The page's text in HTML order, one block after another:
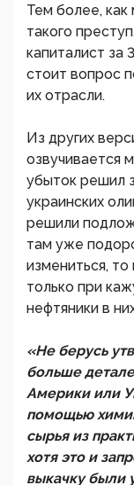
Тем более, как
такого
капиталист за
стоит вопрос
их отрасли.
Из других
озвучивается
убыток решил
украинских
решили
там уже
измениться,
только при
нефтяники в
«Не берусь
больше
Америки или
помощью
сырья из
хотя это и
выкачку были